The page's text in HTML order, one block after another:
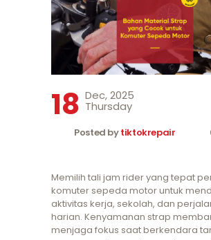
18 Dec, 2025
Thursday
Posted bytiktokrepair
Memilih tali jam rider yang tepat
komuter sepeda motor untuk
aktivitas kerja, sekolah, dan
harian. Kenyamanan strap
menjaga fokus saat berkendara